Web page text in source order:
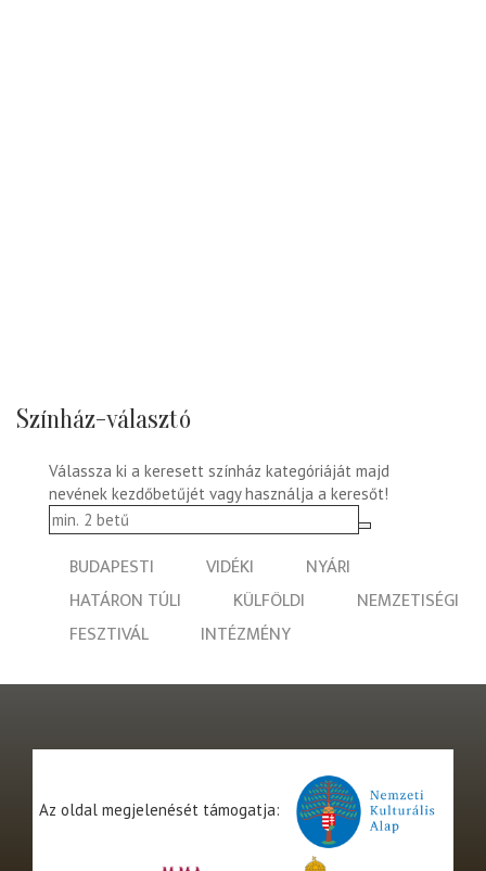
Színház-választó
Válassza ki a keresett színház kategóriáját majd
nevének kezdőbetűjét vagy használja a keresőt!
BUDAPESTI VIDÉKI
NYÁRI
HATÁRON TÚLI
KÜLFÖLDI
NEMZETISÉGI
FESZTIVÁL
INTÉZMÉNY
Az oldal megjelenését támogatja: